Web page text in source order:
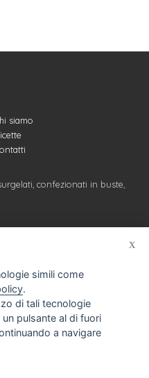
siamo
confezionati in buste,
simili come
.
di tali tecnologie
pulsante al di fuori
a navigare
X